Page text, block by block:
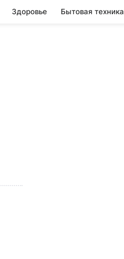
Здоровье Бытовая техника